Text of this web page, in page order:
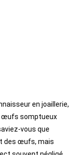
en joaillerie,
œufs somptueux
vous que
des œufs, mais